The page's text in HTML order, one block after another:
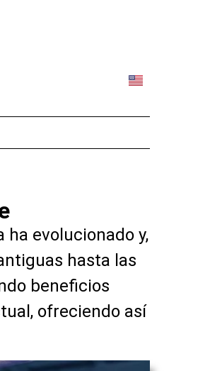
evolucionado y,
hasta las
beneficios
ofreciendo así